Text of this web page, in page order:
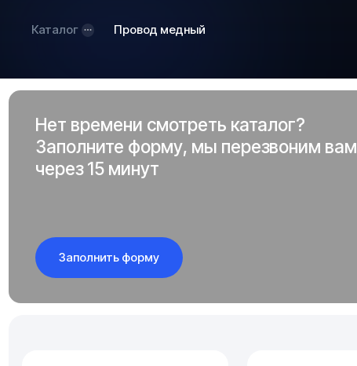
Каталог Провод медный
Нет времени смотреть каталог?
Заполните форму, мы перезвоним вам
через 15 минут
Заполнить форму